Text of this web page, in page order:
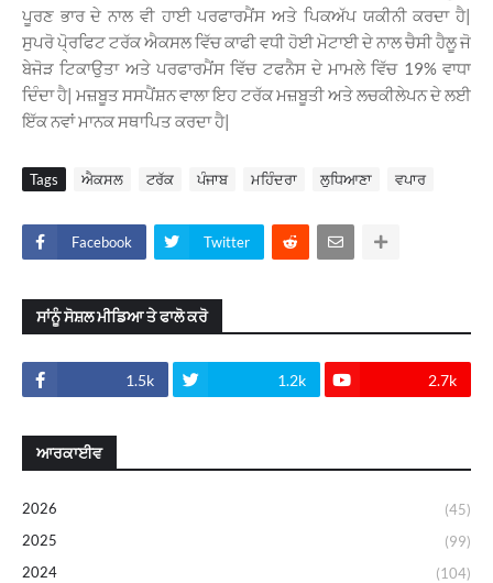
ਪੂਰਣ ਭਾਰ ਦੇ ਨਾਲ ਵੀ ਹਾਈ ਪਰਫਾਰਮੈਂਸ ਅਤੇ ਪਿਕਅੱਪ ਯਕੀਨੀ ਕਰਦਾ ਹੈ|
ਸੁਪਰੋ ਪੋ੍ਰਫਿਟ ਟਰੱਕ ਐਕਸਲ ਵਿੱਚ ਕਾਫੀ ਵਧੀ ਹੋਈ ਮੋਟਾਈ ਦੇ ਨਾਲ ਚੈਸੀ ਹੈਲੂ ਜੋ
ਬੇਜੋੜ ਟਿਕਾਉਤਾ ਅਤੇ ਪਰਫਾਰਮੈਂਸ ਵਿੱਚ ਟਫਨੈਸ ਦੇ ਮਾਮਲੇ ਵਿੱਚ 19% ਵਾਧਾ
ਦਿੰਦਾ ਹੈ| ਮਜ਼ਬੂਤ ਸਸਪੈਂਸ਼ਨ ਵਾਲਾ ਇਹ ਟਰੱਕ ਮਜ਼ਬੂਤੀ ਅਤੇ ਲਚਕੀਲੇਪਨ ਦੇ ਲਈ
ਇੱਕ ਨਵਾਂ ਮਾਨਕ ਸਥਾਪਿਤ ਕਰਦਾ ਹੈ|
Tags ਐਕਸਲ ਟਰੱਕ ਪੰਜਾਬ ਮਹਿੰਦਰਾ ਲੁਧਿਆਣਾ ਵਪਾਰ
Facebook Twitter
ਸਾਂਨੂੰ ਸੋਸ਼ਲ ਮੀਡਿਆ ਤੇ ਫਾਲੋ ਕਰੋ
1.5k 1.2k 2.7k
ਆਰਕਾਈਵ
2026
(45)
2025
(99)
2024
(104)